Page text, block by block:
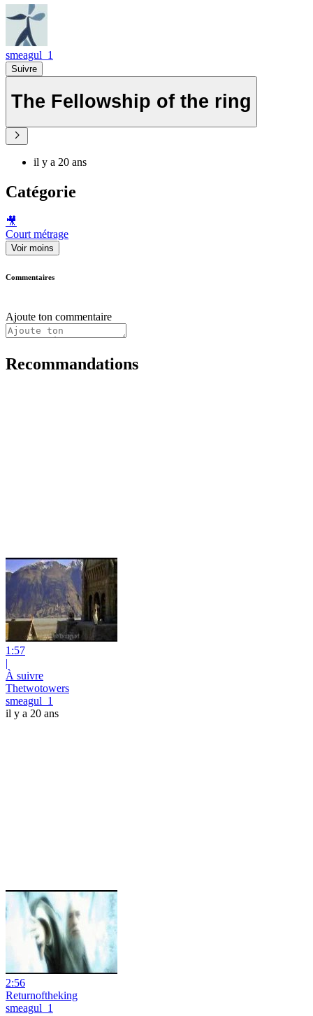
smeagul_1
Suivre
The Fellowship of the ring
il y a 20 ans
Catégorie
🎥
Court métrage
Voir moins
Commentaires
Ajoute ton commentaire
Recommandations
1:57
|
À suivre
Thetwotowers
smeagul_1
il y a 20 ans
2:56
Returnoftheking
smeagul_1